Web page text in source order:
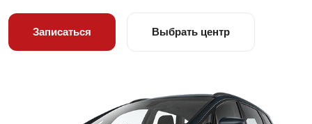
Записаться Выбрать центр